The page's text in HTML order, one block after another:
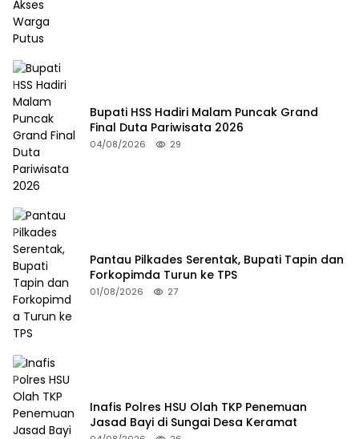
Bupati HSS Hadiri Malam Puncak Grand
Final Duta Pariwisata 2026
04/08/2026 29
Pantau Pilkades Serentak, Bupati Tapin dan
Forkopimda Turun ke TPS
01/08/2026 27
Inafis Polres HSU Olah TKP Penemuan
Jasad Bayi di Sungai Desa Keramat